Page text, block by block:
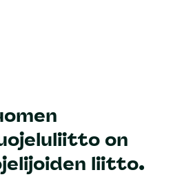
on
liitto.